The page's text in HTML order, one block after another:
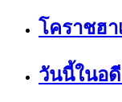
โคราชฮา
วันนี้ในอ